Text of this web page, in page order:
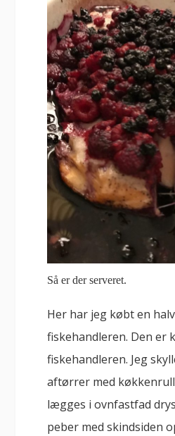
Så er der serveret.
Her har jeg købt en
fiskehandleren. Den er
fiskehandleren. Jeg
aftørrer med
lægges i ovnfastfad
peber med skindsiden